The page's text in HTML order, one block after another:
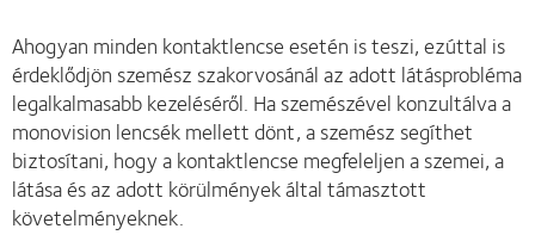
Ahogyan minden kontaktlencse esetén is teszi, ezúttal is
érdeklődjön szemész szakorvosánál az adott látásprobléma
legalkalmasabb kezeléséről. Ha szemészével konzultálva a
monovision lencsék mellett dönt, a szemész segíthet
biztosítani, hogy a kontaktlencse megfeleljen a szemei, a
látása és az adott körülmények által támasztott
követelményeknek.